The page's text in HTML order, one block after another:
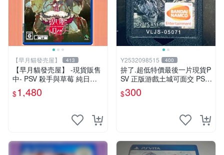
【早月貓發売屋】 413
【早月貓發売屋】 -現貨販售
中- PSV 殺手與草莓 純日版
日文版 ※戀愛×懸疑※ 戀愛AD
V遊戲
$1,480
Y2532098515 400
拚了.超低特價最後一片現貨P
SV 正版游戲土城可面交 PSV
噬神者 解放重生 日版 【9成
新】✪裸片 二手九成新~
$300